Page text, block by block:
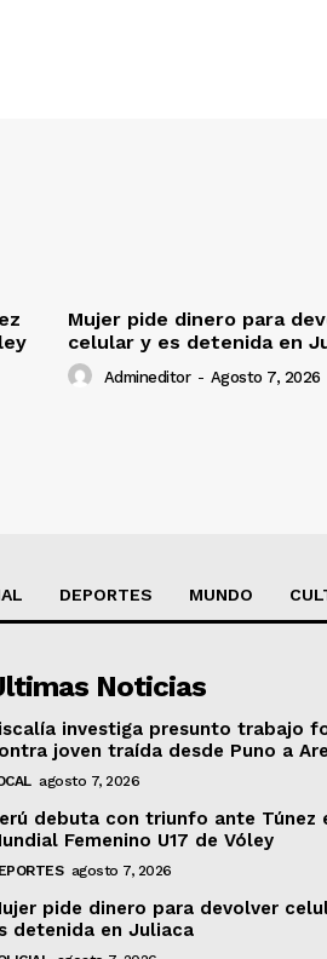
Mujer pide dinero para
celular y es detenida en
Admineditor - Agosto 7, 2026
DEPORTES MUNDO
Noticias
investiga presunto trabajo
joven traída desde Puno a
agosto 7, 2026
debuta con triunfo ante Túnez
Femenino U17 de Vóley
agosto 7, 2026
pide dinero para devolver
detenida en Juliaca